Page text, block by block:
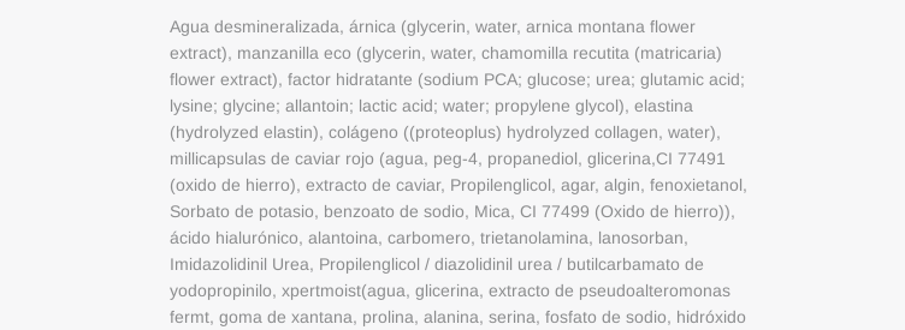
Agua desmineralizada, árnica (glycerin, water, arnica montana flower
extract), manzanilla eco (glycerin, water, chamomilla recutita (matricaria)
flower extract), factor hidratante (sodium PCA; glucose; urea; glutamic acid;
lysine; glycine; allantoin; lactic acid; water; propylene glycol), elastina
(hydrolyzed elastin), colágeno ((proteoplus) hydrolyzed collagen, water),
millicapsulas de caviar rojo (agua, peg-4, propanediol, glicerina,CI 77491
(oxido de hierro), extracto de caviar, Propilenglicol, agar, algin, fenoxietanol,
Sorbato de potasio, benzoato de sodio, Mica, CI 77499 (Oxido de hierro)),
ácido hialurónico, alantoina, carbomero, trietanolamina, lanosorban,
Imidazolidinil Urea, Propilenglicol / diazolidinil urea / butilcarbamato de
yodopropinilo, xpertmoist(agua, glicerina, extracto de pseudoalteromonas
fermt, goma de xantana, prolina, alanina, serina, fosfato de sodio, hidróxido